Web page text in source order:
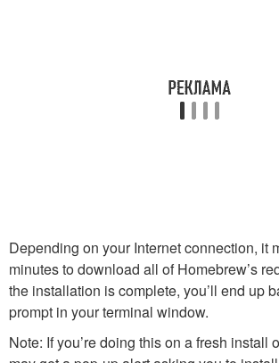
Depending on your Internet connection, it
minutes to download all of Homebrew’s
the installation is complete, you’ll end up
prompt in your terminal window.
Note: If you’re doing this on a fresh install